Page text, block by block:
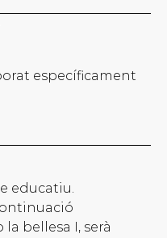
específicament
educatiu.
bellesa I, serà